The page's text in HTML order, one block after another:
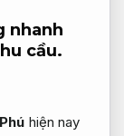
nhanh
cầu.
hiện nay